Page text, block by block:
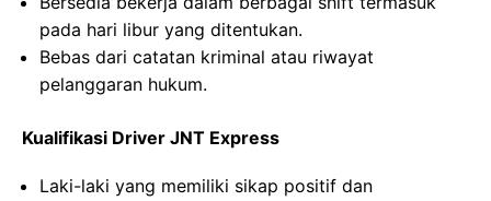
pada hari libur yang ditentukan.
Bebas dari catatan kriminal atau riwayat
pelanggaran hukum.
Kualifikasi Driver JNT Express
Laki-laki yang memiliki sikap positif dan